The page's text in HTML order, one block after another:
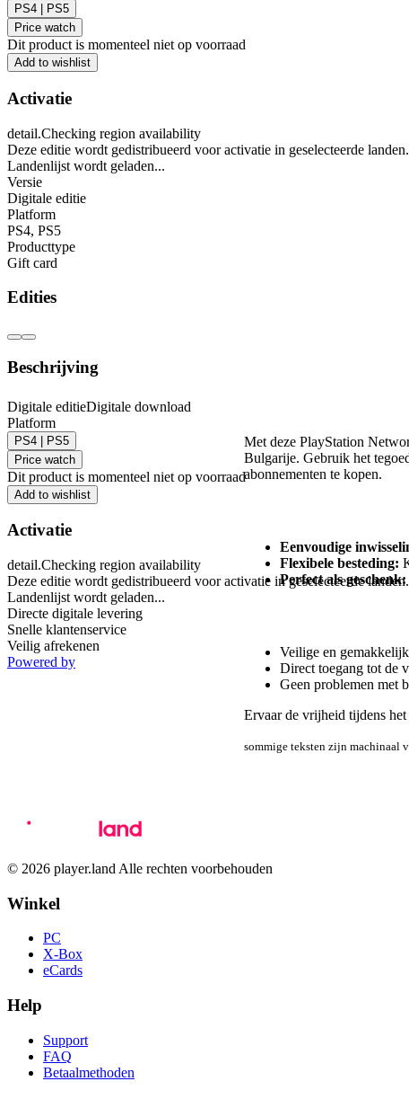
PS4 | PS5
Price watch
Dit product is momenteel niet op voorraad
Add to wishlist
Activatie
detail.Checking region availability
Deze editie wordt gedistribueerd voor activatie in geselecteerde landen.
Landenlijst wordt geladen...
Versie
Digitale editie
Platform
PS4, PS5
Producttype
Gift card
Edities
Beschrijving
Met deze PlayStation
Bulgarije. Gebruik het
abonnementen te kopen.
Eenvoudige
Flexibele besteding:
Perfect als geschenk:
Veilige en
Direct toegang tot de
Geen problemen met
Ervaar de vrijheid tijdens
sommige teksten zijn machinaal
Digitale editieDigitale download
Platform
PS4 | PS5
Price watch
Dit product is momenteel niet op voorraad
Add to wishlist
Activatie
detail.Checking region availability
Deze editie wordt gedistribueerd voor activatie in geselecteerde landen.
Landenlijst wordt geladen...
Directe digitale levering
Snelle klantenservice
Veilig afrekenen
Powered by
© 2026 player.land Alle rechten voorbehouden
Winkel
PC
X-Box
eCards
Help
Support
FAQ
Betaalmethoden